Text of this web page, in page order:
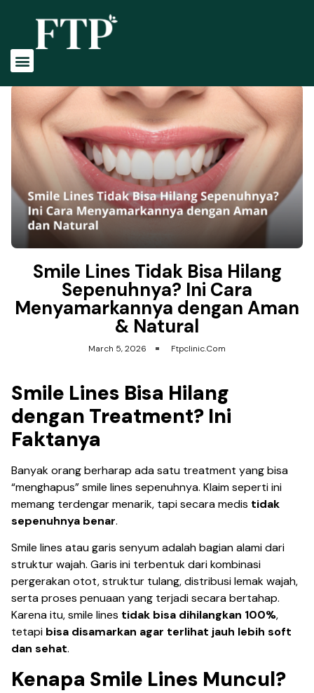
Smile Lines Tidak Bisa Hilang
Sepenuhnya? Ini Cara
Menyamarkannya dengan Aman
& Natural
March 5, 2026 Ftpclinic.com
Smile Lines Bisa Hilang
dengan Treatment? Ini
Faktanya
Banyak orang berharap ada satu treatment yang bisa
“menghapus” smile lines sepenuhnya. Klaim seperti ini
memang terdengar menarik, tapi secara medis tidak
sepenuhnya benar.
Smile lines atau garis senyum adalah bagian alami dari
struktur wajah. Garis ini terbentuk dari kombinasi
pergerakan otot, struktur tulang, distribusi lemak wajah,
serta proses penuaan yang terjadi secara bertahap.
Karena itu, smile lines tidak bisa dihilangkan 100%,
tetapi bisa disamarkan agar terlihat jauh lebih soft
dan sehat.
Kenapa Smile Lines Muncul?